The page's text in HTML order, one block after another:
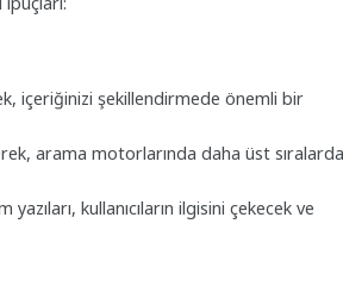
içeriğinizi şekillendirmede önemli bir
arama motorlarında daha üst
kullanıcıların ilgisini çekecek ve